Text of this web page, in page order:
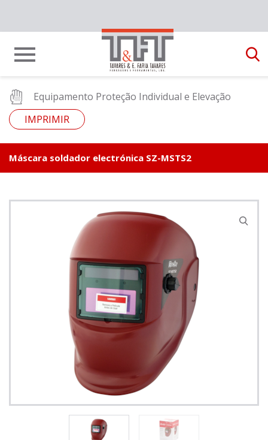
Equipamento Proteção Individual e Elevação
IMPRIMIR
Máscara soldador electrónica SZ-MSTS2